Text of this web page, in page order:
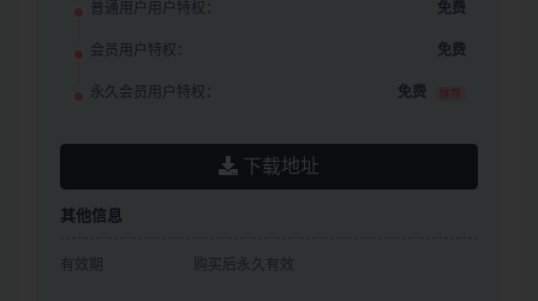
普通用户用户特权： 免费
会员用户特权： 免费
永久会员用户特权： 免费 推荐
下载地址
其他信息
有效期 购买后永久有效